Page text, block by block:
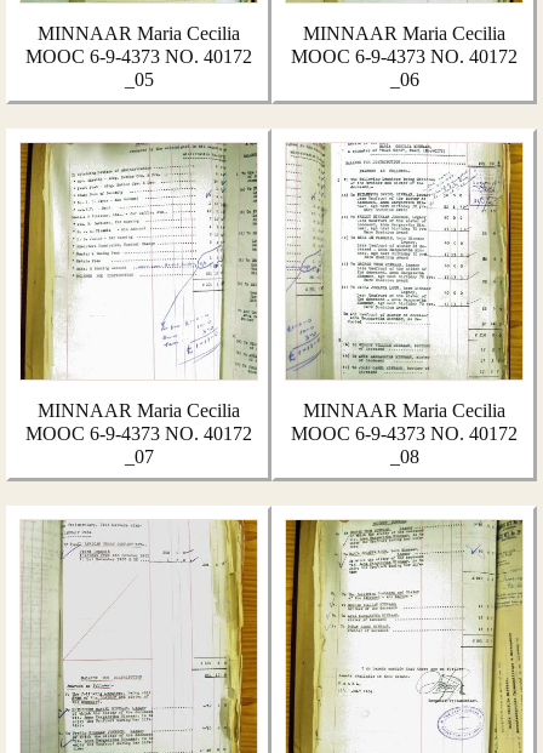
MINNAAR Maria Cecilia
MOOC 6-9-4373 NO. 40172
_05
MINNAAR Maria Cecilia
MOOC 6-9-4373 NO. 40172
_06
MINNAAR Maria Cecilia
MOOC 6-9-4373 NO. 40172
_07
MINNAAR Maria Cecilia
MOOC 6-9-4373 NO. 40172
_08